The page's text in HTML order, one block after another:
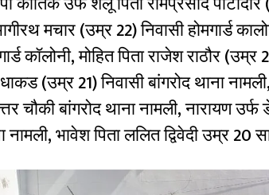
मचार (उम्र 22) निवासी होमगार्ड
कॉलोनी, मोहित पिता राजेश राठौर
(उम्र 21) निवासी बांगरोद थाना
चौकी बांगरोद थाना नामली, नारायण
नामली, भावेश पिता ललित द्विवेदी उम्र